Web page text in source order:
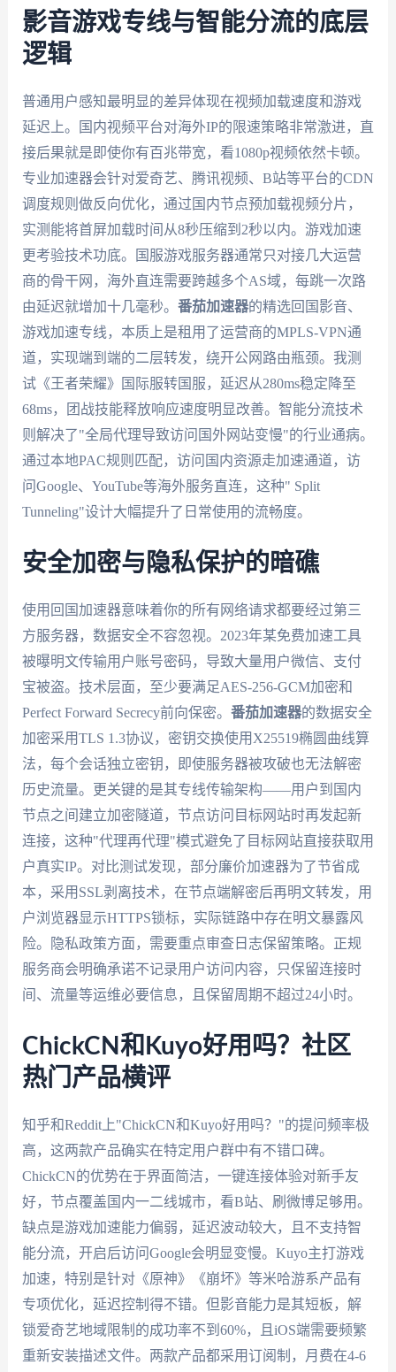
影音游戏专线与智能分流的底层
逻辑
普通用户感知最明显的差异体现在视频加载速度和游戏
延迟上。国内视频平台对海外IP的限速策略非常激进，直
接后果就是即使你有百兆带宽，看1080p视频依然卡顿。
专业加速器会针对爱奇艺、腾讯视频、B站等平台的CDN
调度规则做反向优化，通过国内节点预加载视频分片，
实测能将首屏加载时间从8秒压缩到2秒以内。游戏加速
更考验技术功底。国服游戏服务器通常只对接几大运营
商的骨干网，海外直连需要跨越多个AS域，每跳一次路
由延迟就增加十几毫秒。 番茄加速器的精选回国影音、
游戏加速专线，本质上是租用了运营商的MPLS-VPN通
道，实现端到端的二层转发，绕开公网路由瓶颈。我测
试《王者荣耀》国际服转国服，延迟从280ms稳定降至
68ms，团战技能释放响应速度明显改善。智能分流技术
则解决了"全局代理导致访问国外网站变慢"的行业通病。
通过本地PAC规则匹配，访问国内资源走加速通道，访
问Google、YouTube等海外服务直连，这种" Split
Tunneling"设计大幅提升了日常使用的流畅度。
安全加密与隐私保护的暗礁
使用回国加速器意味着你的所有网络请求都要经过第三
方服务器，数据安全不容忽视。2023年某免费加速工具
被曝明文传输用户账号密码，导致大量用户微信、支付
宝被盗。技术层面，至少要满足AES-256-GCM加密和
Perfect Forward Secrecy前向保密。 番茄加速器的数据安全
加密采用TLS 1.3协议，密钥交换使用X25519椭圆曲线算
法，每个会话独立密钥，即使服务器被攻破也无法解密
历史流量。更关键的是其专线传输架构——用户到国内
节点之间建立加密隧道，节点访问目标网站时再发起新
连接，这种"代理再代理"模式避免了目标网站直接获取用
户真实IP。对比测试发现，部分廉价加速器为了节省成
本，采用SSL剥离技术，在节点端解密后再明文转发，用
户浏览器显示HTTPS锁标，实际链路中存在明文暴露风
险。隐私政策方面，需要重点审查日志保留策略。正规
服务商会明确承诺不记录用户访问内容，只保留连接时
间、流量等运维必要信息，且保留周期不超过24小时。
ChickCN和Kuyo好用吗？社区
热门产品横评
知乎和Reddit上"ChickCN和Kuyo好用吗？"的提问频率极
高，这两款产品确实在特定用户群中有不错口碑。
ChickCN的优势在于界面简洁，一键连接体验对新手友
好，节点覆盖国内一二线城市，看B站、刷微博足够用。
缺点是游戏加速能力偏弱，延迟波动较大，且不支持智
能分流，开启后访问Google会明显变慢。Kuyo主打游戏
加速，特别是针对《原神》《崩坏》等米哈游系产品有
专项优化，延迟控制得不错。但影音能力是其短板，解
锁爱奇艺地域限制的成功率不到60%，且iOS端需要频繁
重新安装描述文件。两款产品都采用订阅制，月费在4-6